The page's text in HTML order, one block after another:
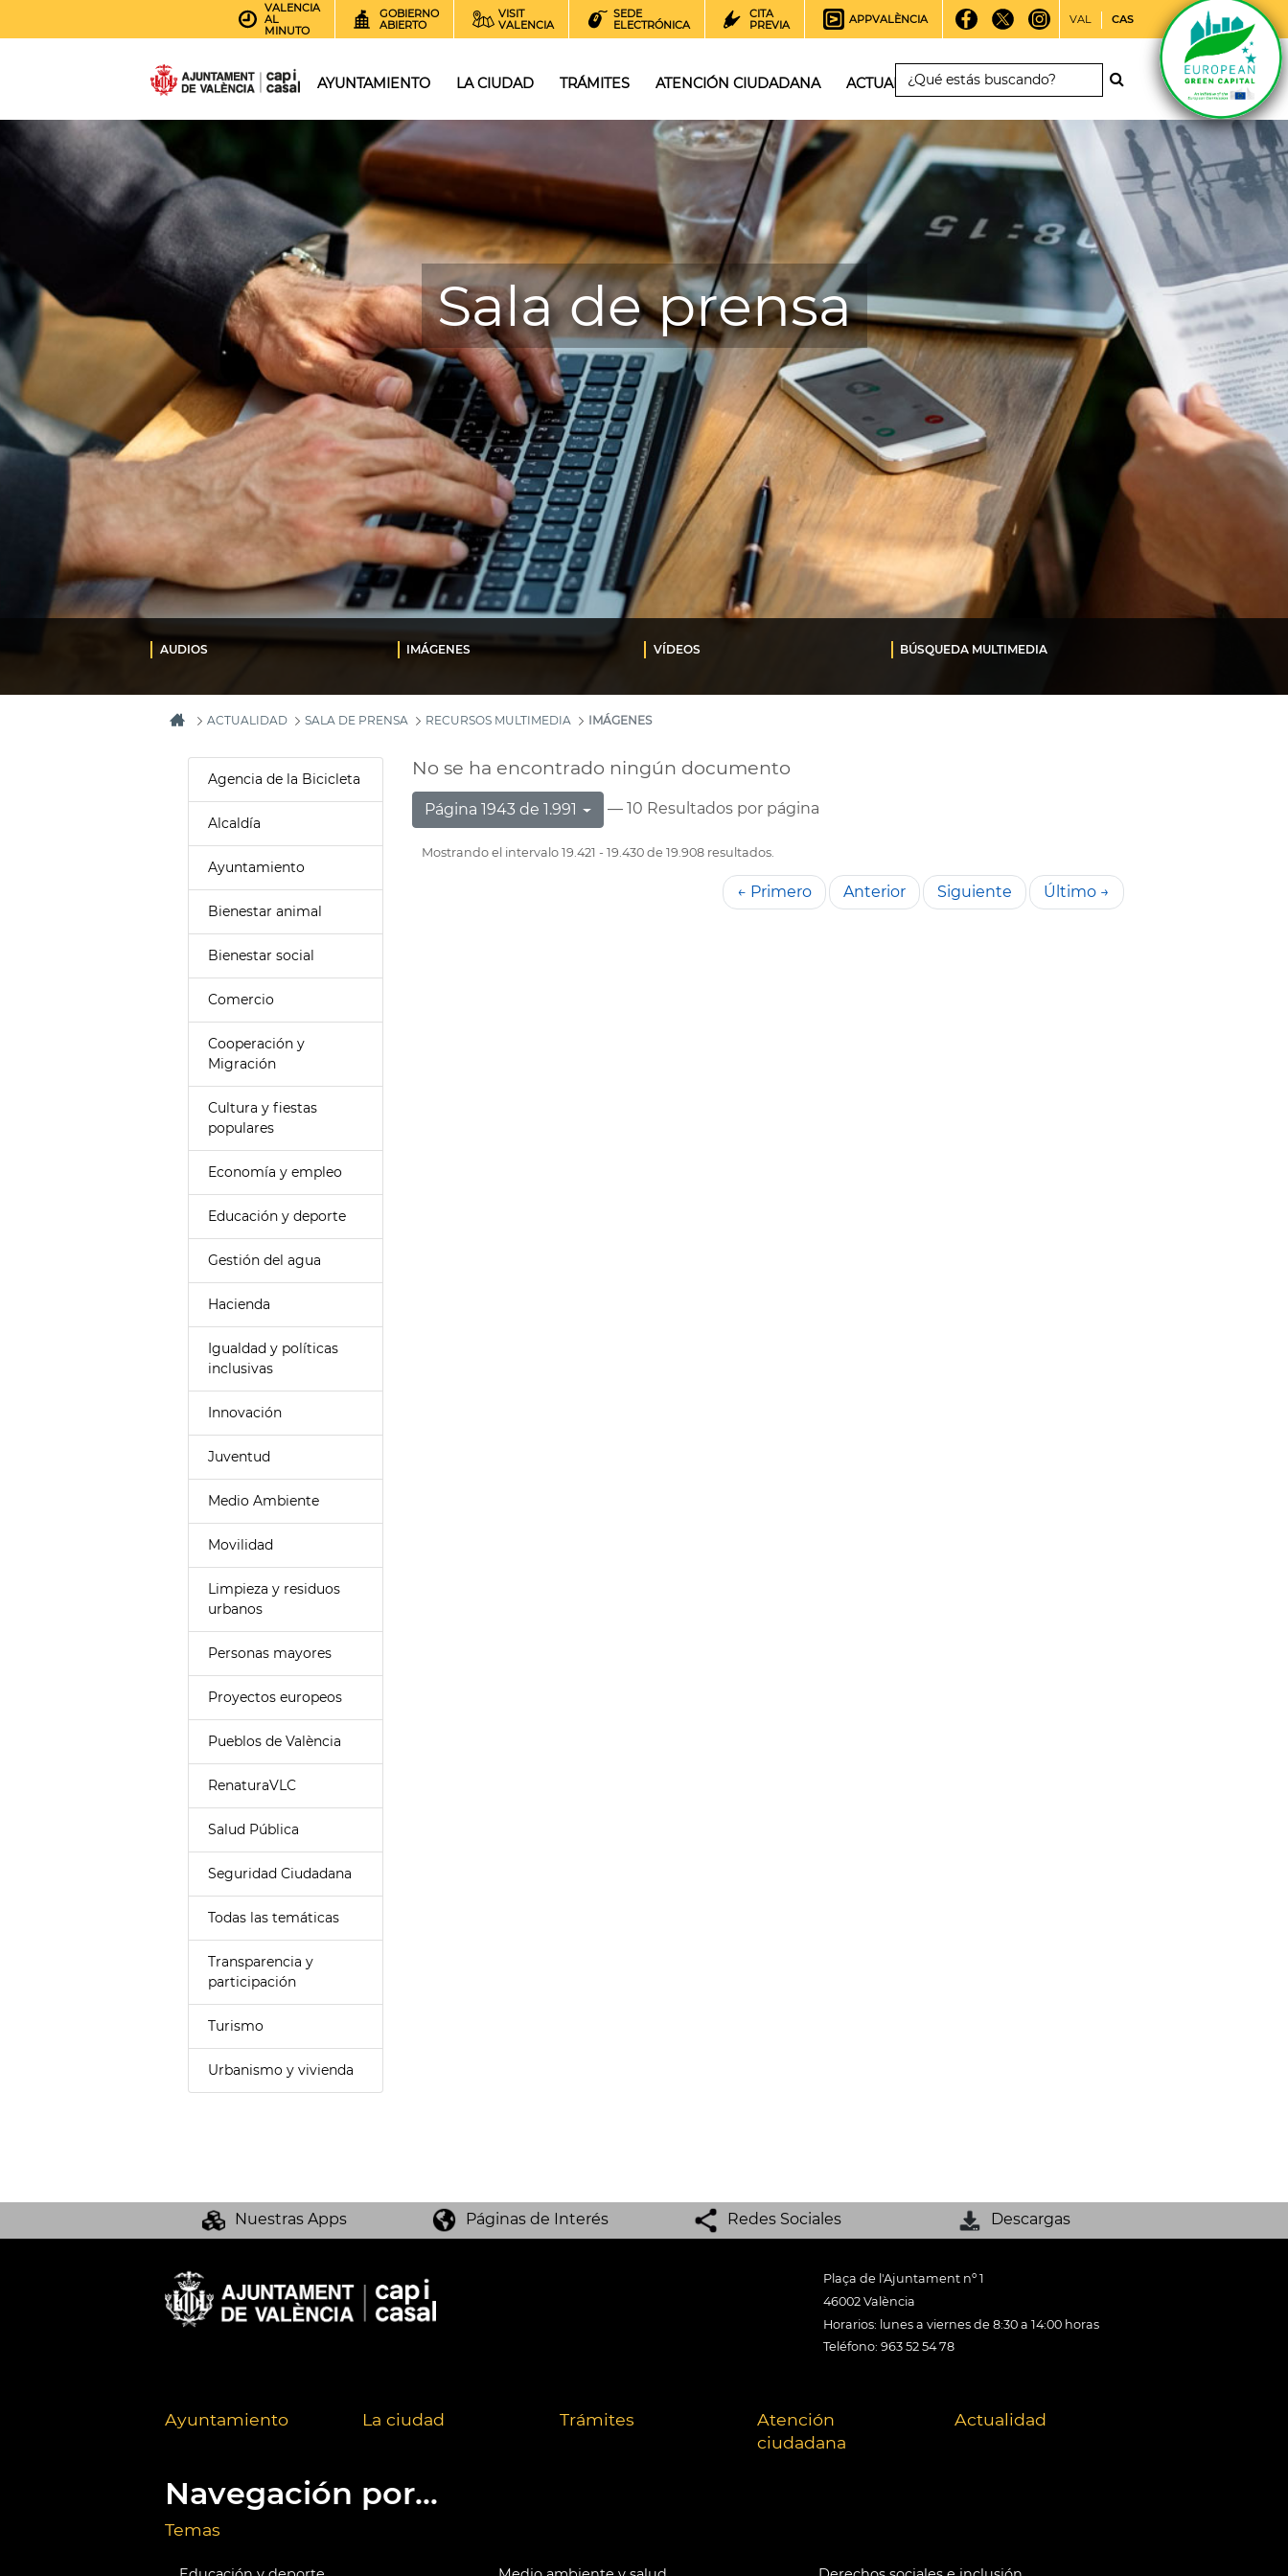
VALENCIA
AL
MINUTO
GOBIERNO
ABIERTO
VISIT
VALENCIA
SEDE
ELECTRÓNICA
CITA
PREVIA
APPVALÈNCIA VAL CAS
AYUNTAMIENTO LA CIUDAD TRÁMITES ATENCIÓN CIUDADANA ACTUALIDAD
Sala de prensa
AUDIOS IMÁGENES VÍDEOS BÚSQUEDA MULTIMEDIA
ACTUALIDAD SALA DE PRENSA RECURSOS MULTIMEDIA IMÁGENES
Agencia de la Bicicleta
Alcaldía
Ayuntamiento
Bienestar animal
Bienestar social
Comercio
Cooperación y
Migración
Cultura y fiestas
populares
Economía y empleo
Educación y deporte
Gestión del agua
Hacienda
Igualdad y políticas
inclusivas
Innovación
Juventud
Medio Ambiente
Movilidad
Limpieza y residuos
urbanos
Personas mayores
Proyectos europeos
Pueblos de València
RenaturaVLC
Salud Pública
Seguridad Ciudadana
Todas las temáticas
Transparencia y
participación
Turismo
Urbanismo y vivienda
No se ha encontrado ningún documento
Página 1943 de 1.991 — 10 Resultados por página
Mostrando el intervalo 19.421 - 19.430 de 19.908 resultados.
← Primero Anterior Siguiente Último →
Nuestras Apps Páginas de Interés Redes Sociales Descargas
Plaça de l'Ajuntament nº 1
46002 València
Horarios: lunes a viernes de 8:30 a 14:00 horas
Teléfono: 963 52 54 78
Ayuntamiento La ciudad Trámites
Atención
ciudadana
Actualidad
Navegación por...
Temas